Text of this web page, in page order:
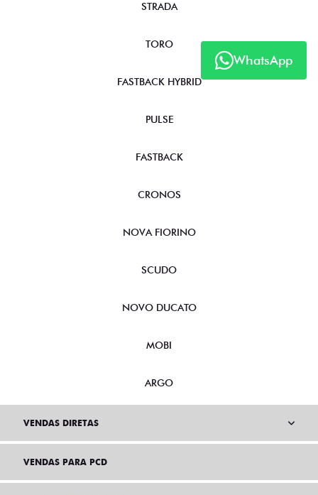
WhatsApp
STRADA
TORO
FASTBACK HYBRID
PULSE
FASTBACK
CRONOS
NOVA FIORINO
SCUDO
NOVO DUCATO
MOBI
ARGO
VENDAS DIRETAS
VENDAS PARA PCD